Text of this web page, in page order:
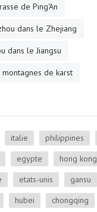
de Ping'An
dans le Zhejiang
dans le Jiangsu
de karst
italie philippines
egypte hong kong
etats-unis gansu
hubei chongqing